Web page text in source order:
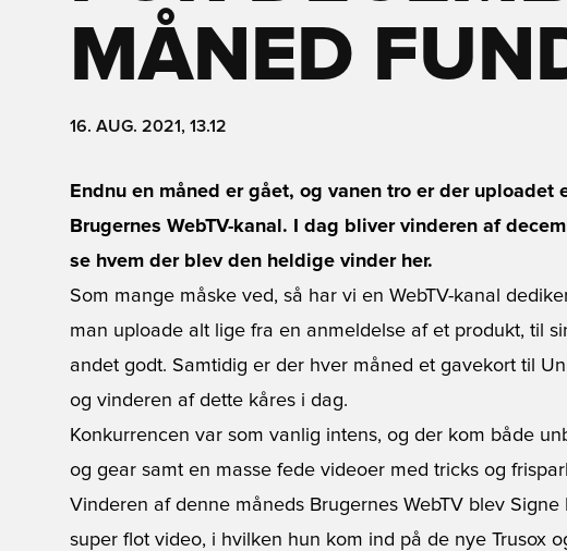
MÅNED
16. AUG. 2021, 13.12
Endnu en måned er gået, og vanen tro er der uploadet
Brugernes WebTV-kanal. I dag bliver vinderen af
se hvem der blev den heldige vinder her.
Som mange måske ved, så har vi en WebTV-kanal
man uploade alt lige fra en anmeldelse af et produkt, til
andet godt. Samtidig er der hver måned et gavekort til
og vinderen af dette kåres i dag.
Konkurrencen var som vanlig intens, og der kom både
og gear samt en masse fede videoer med tricks og
Vinderen af denne måneds Brugernes WebTV blev
super flot video, i hvilken hun kom ind på de nye Trusox